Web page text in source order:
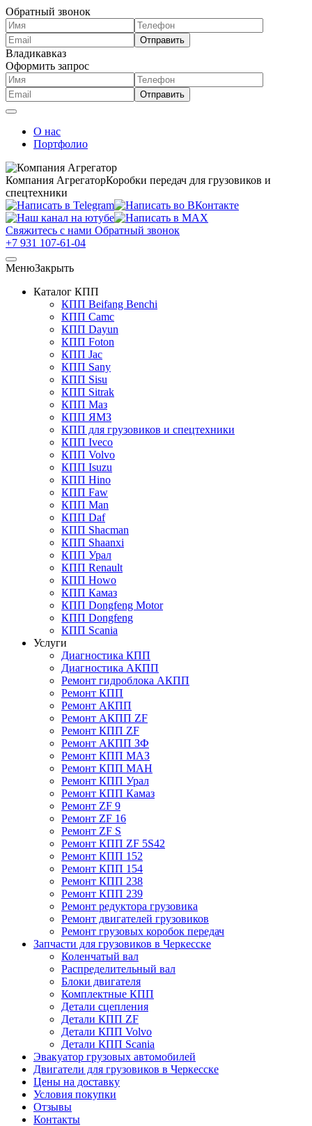
Обратный звонок
Владикавказ
Оформить запрос
О нас
Портфолио
Компания АгрегаторКоробки передач для грузовиков и
спецтехники
Свяжитесь с нами Обратный звонок
+7 931 107-61-04
МенюЗакрыть
Каталог КПП
КПП Beifang Benchi
КПП Camc
КПП Dayun
КПП Foton
КПП Jac
КПП Sany
КПП Sisu
КПП Sitrak
КПП Маз
КПП ЯМЗ
КПП для грузовиков и спецтехники
КПП Iveco
КПП Volvo
КПП Isuzu
КПП Hino
КПП Faw
КПП Man
КПП Daf
КПП Shacman
КПП Shaanxi
КПП Урал
КПП Renault
КПП Howo
КПП Камаз
КПП Dongfeng Motor
КПП Dongfeng
КПП Scania
Услуги
Диагностика КПП
Диагностика АКПП
Ремонт гидроблока АКПП
Ремонт КПП
Ремонт АКПП
Ремонт АКПП ZF
Ремонт КПП ZF
Ремонт АКПП ЗФ
Ремонт КПП МАЗ
Ремонт КПП МАН
Ремонт КПП Урал
Ремонт КПП Камаз
Ремонт ZF 9
Ремонт ZF 16
Ремонт ZF S
Ремонт КПП ZF 5S42
Ремонт КПП 152
Ремонт КПП 154
Ремонт КПП 238
Ремонт КПП 239
Ремонт редуктора грузовика
Ремонт двигателей грузовиков
Ремонт грузовых коробок передач
Запчасти для грузовиков в Черкесске
Коленчатый вал
Распределительный вал
Блоки двигателя
Комплектные КПП
Детали сцепления
Детали КПП ZF
Детали КПП Volvo
Детали КПП Scania
Эвакуатор грузовых автомобилей
Двигатели для грузовиков в Черкесске
Цены на доставку
Условия покупки
Отзывы
Контакты